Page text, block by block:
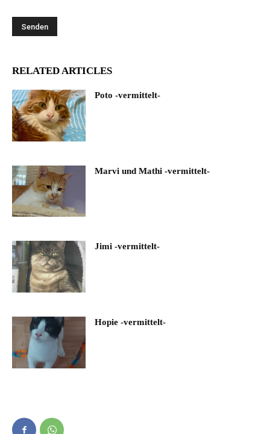
RELATED ARTICLES
Poto -vermittelt-
Marvi und Mathi -vermittelt-
Jimi -vermittelt-
Hopie -vermittelt-